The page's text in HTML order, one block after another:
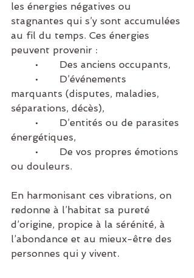
les énergies négatives ou
stagnantes qui s’y sont accumulées
au fil du temps. Ces énergies
peuvent provenir :
	•	Des anciens occupants,
marquants (disputes, maladies,
séparations, décès),
énergétiques,
ou douleurs.
En harmonisant ces vibrations, on
redonne à l’habitat sa pureté
d’origine, propice à la sérénité, à
l’abondance et au mieux-être des
personnes qui y vivent.